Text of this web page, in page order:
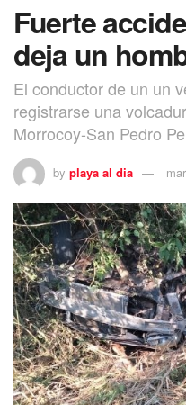
Fuerte
deja un
El conductor de un un
registrarse una
Morrocoy-San Pedro
by playa al dia